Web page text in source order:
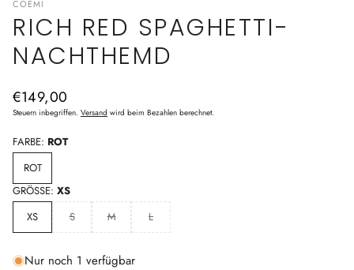
COEMI
RICH RED SPAGHETTI-
NACHTHEMD
Normaler
Preis
€149,00
Steuern inbegriffen. Versand wird beim Bezahlen berechnet.
FARBE: ROT
ROT
GRÖSSE: XS
XS
S M L
Nur noch 1 verfügbar